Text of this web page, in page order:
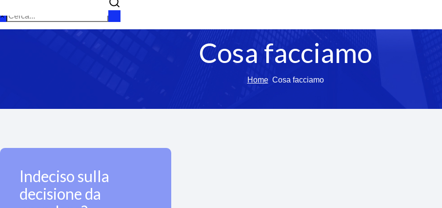
×
Cosa facciamo
Home Cosa facciamo
Indeciso sulla
decisione da